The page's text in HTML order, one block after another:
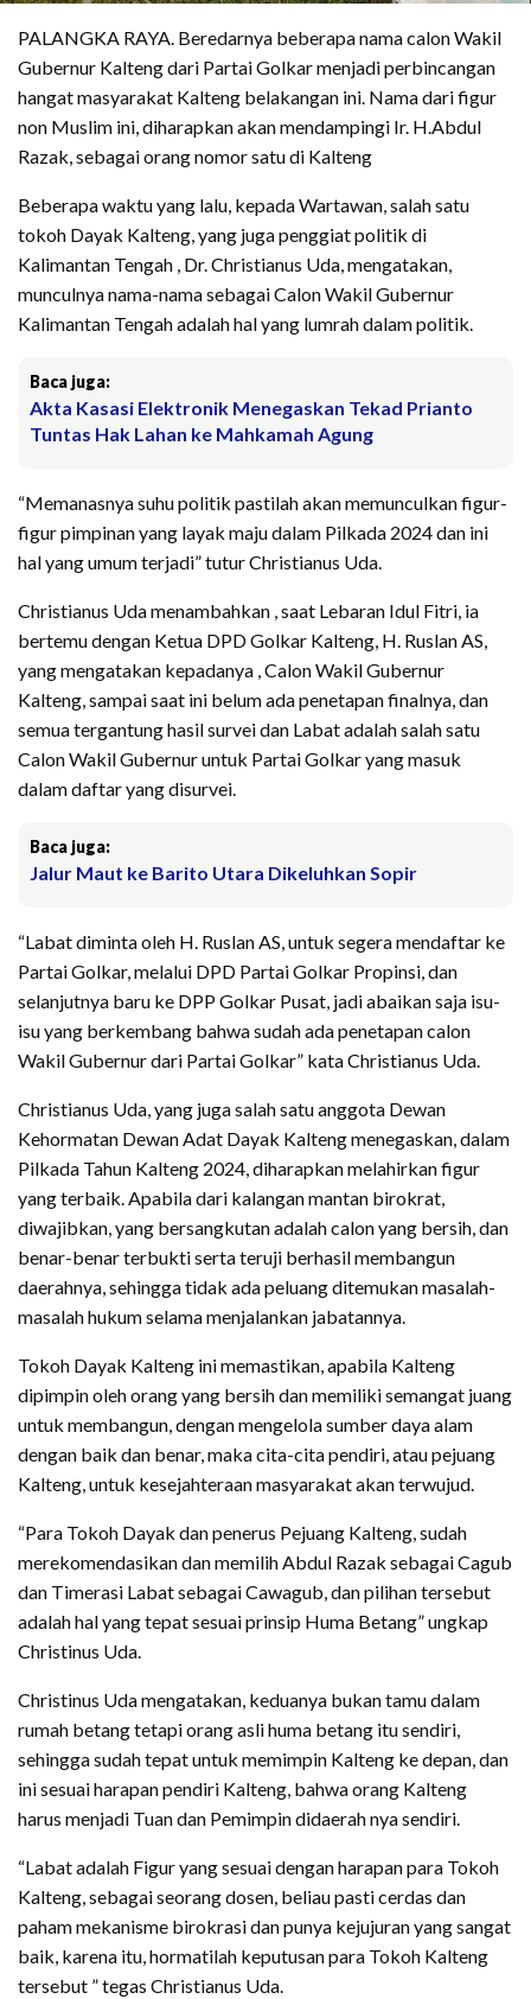
PALANGKA RAYA. Beredarnya beberapa nama calon Wakil
Gubernur Kalteng dari Partai Golkar menjadi perbincangan
hangat masyarakat Kalteng belakangan ini. Nama dari figur
non Muslim ini, diharapkan akan mendampingi Ir. H.Abdul
Razak, sebagai orang nomor satu di Kalteng
Beberapa waktu yang lalu, kepada Wartawan, salah satu
tokoh Dayak Kalteng, yang juga penggiat politik di
Kalimantan Tengah , Dr. Christianus Uda, mengatakan,
munculnya nama-nama sebagai Calon Wakil Gubernur
Kalimantan Tengah adalah hal yang lumrah dalam politik.
Baca juga:
Akta Kasasi Elektronik Menegaskan Tekad Prianto
Tuntas Hak Lahan ke Mahkamah Agung
“Memanasnya suhu politik pastilah akan memunculkan figur-
figur pimpinan yang layak maju dalam Pilkada 2024 dan ini
hal yang umum terjadi” tutur Christianus Uda.
Christianus Uda menambahkan , saat Lebaran Idul Fitri, ia
bertemu dengan Ketua DPD Golkar Kalteng, H. Ruslan AS,
yang mengatakan kepadanya , Calon Wakil Gubernur
Kalteng, sampai saat ini belum ada penetapan finalnya, dan
semua tergantung hasil survei dan Labat adalah salah satu
Calon Wakil Gubernur untuk Partai Golkar yang masuk
dalam daftar yang disurvei.
Baca juga:
Jalur Maut ke Barito Utara Dikeluhkan Sopir
“Labat diminta oleh H. Ruslan AS, untuk segera mendaftar ke
Partai Golkar, melalui DPD Partai Golkar Propinsi, dan
selanjutnya baru ke DPP Golkar Pusat, jadi abaikan saja isu-
isu yang berkembang bahwa sudah ada penetapan calon
Wakil Gubernur dari Partai Golkar” kata Christianus Uda.
Christianus Uda, yang juga salah satu anggota Dewan
Kehormatan Dewan Adat Dayak Kalteng menegaskan, dalam
Pilkada Tahun Kalteng 2024, diharapkan melahirkan figur
yang terbaik. Apabila dari kalangan mantan birokrat,
diwajibkan, yang bersangkutan adalah calon yang bersih, dan
benar-benar terbukti serta teruji berhasil membangun
daerahnya, sehingga tidak ada peluang ditemukan masalah-
masalah hukum selama menjalankan jabatannya.
Tokoh Dayak Kalteng ini memastikan, apabila Kalteng
dipimpin oleh orang yang bersih dan memiliki semangat juang
untuk membangun, dengan mengelola sumber daya alam
dengan baik dan benar, maka cita-cita pendiri, atau pejuang
Kalteng, untuk kesejahteraan masyarakat akan terwujud.
“Para Tokoh Dayak dan penerus Pejuang Kalteng, sudah
merekomendasikan dan memilih Abdul Razak sebagai Cagub
dan Timerasi Labat sebagai Cawagub, dan pilihan tersebut
adalah hal yang tepat sesuai prinsip Huma Betang” ungkap
Christinus Uda.
Christinus Uda mengatakan, keduanya bukan tamu dalam
rumah betang tetapi orang asli huma betang itu sendiri,
sehingga sudah tepat untuk memimpin Kalteng ke depan, dan
ini sesuai harapan pendiri Kalteng, bahwa orang Kalteng
harus menjadi Tuan dan Pemimpin didaerah nya sendiri.
“Labat adalah Figur yang sesuai dengan harapan para Tokoh
Kalteng, sebagai seorang dosen, beliau pasti cerdas dan
paham mekanisme birokrasi dan punya kejujuran yang sangat
baik, karena itu, hormatilah keputusan para Tokoh Kalteng
tersebut ” tegas Christianus Uda.